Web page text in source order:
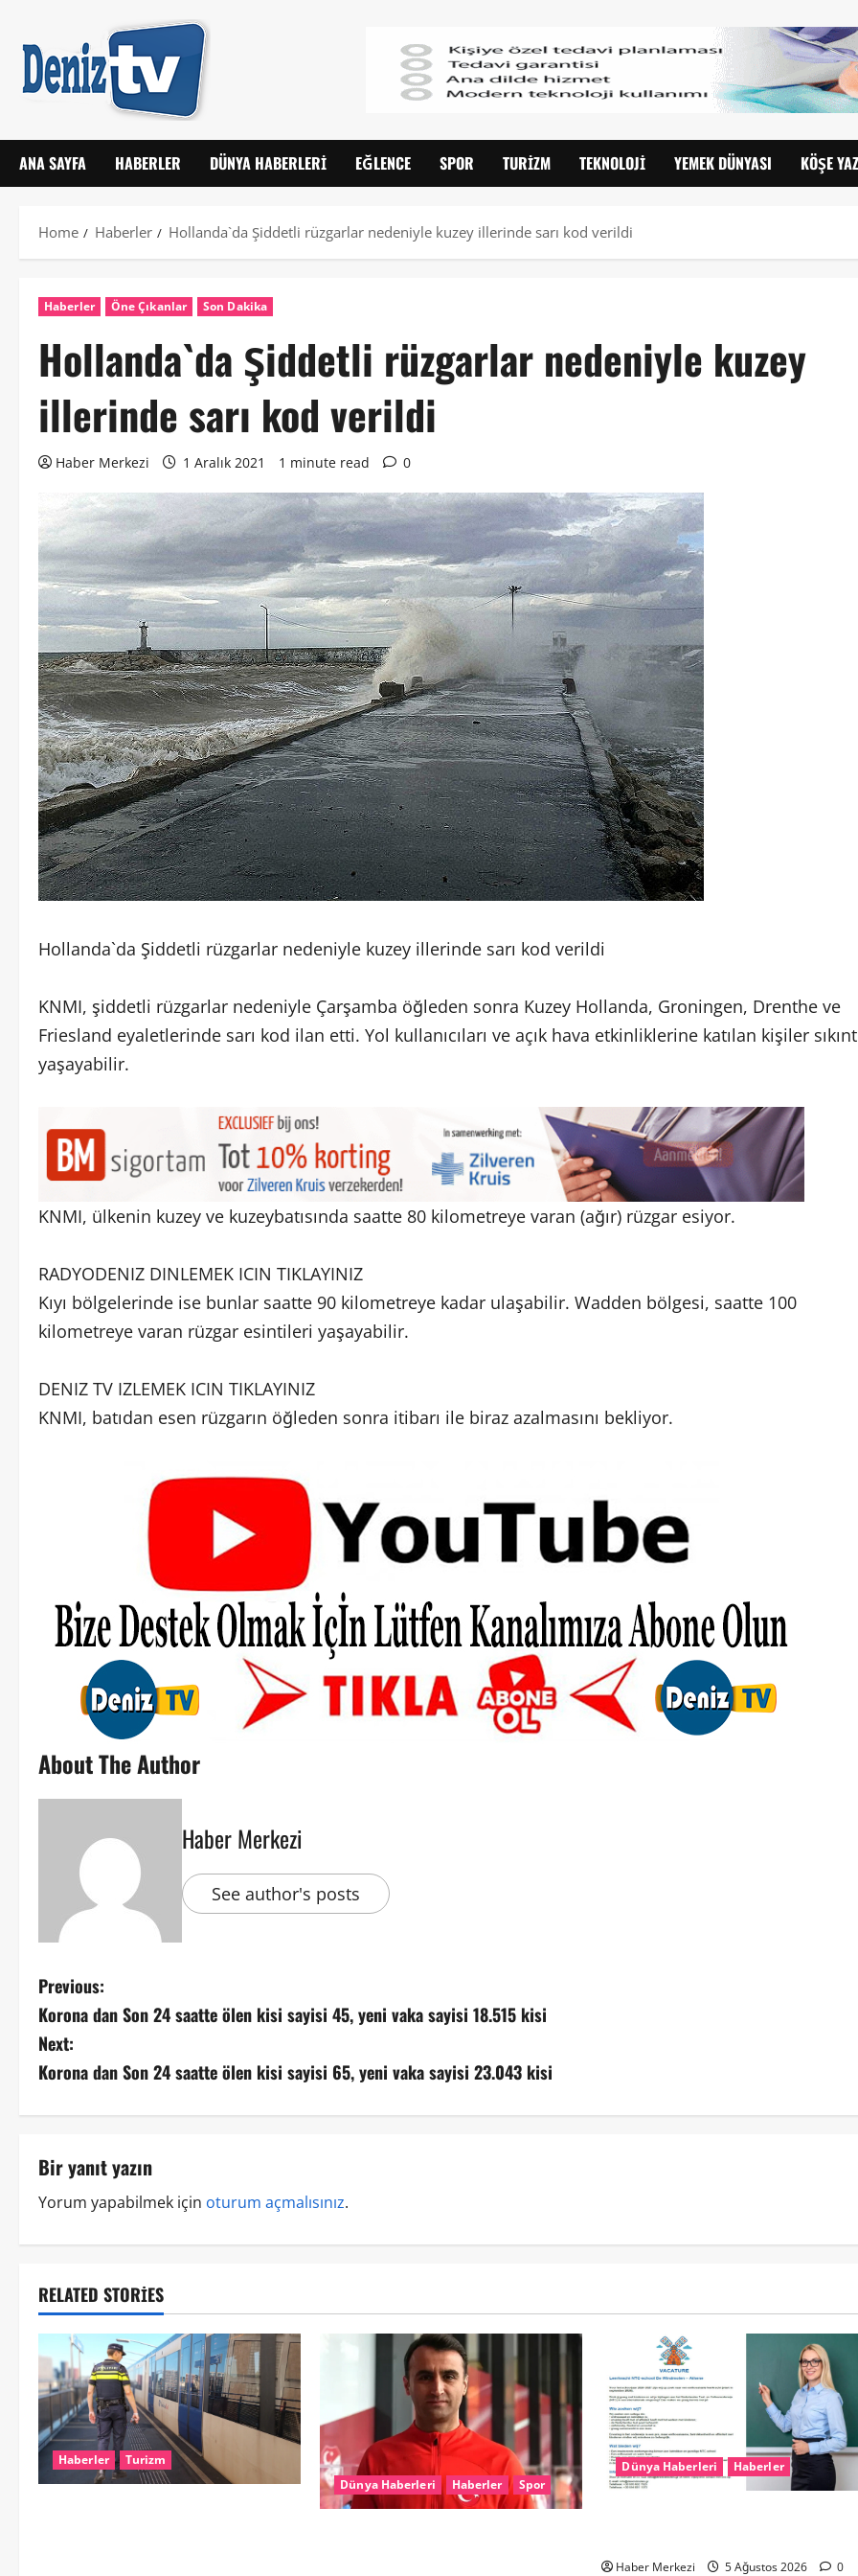
ANA SAYFA HABERLER DÜNYA HABERLERI EĞLENCE SPOR TURIZM TEKNOLOJI YEMEK DÜNYASI KÖŞE
Home Haberler Hollanda`da Şiddetli rüzgarlar nedeniyle kuzey illerinde sarı kod verildi
Haberler Öne Çıkanlar Son Dakika
Hollanda`da Şiddetli rüzgarlar nedeniyle kuzey
illerinde sarı kod verildi
Haber Merkezi 1 Aralık 2021 1 minute read 0
Hollanda`da Şiddetli rüzgarlar nedeniyle kuzey illerinde sarı kod verildi
KNMI, şiddetli rüzgarlar nedeniyle Çarşamba öğleden sonra Kuzey Hollanda, Groningen, Drenthe ve
Friesland eyaletlerinde sarı kod ilan etti. Yol kullanıcıları ve açık hava etkinliklerine katılan kişiler
yaşayabilir.
KNMI, ülkenin kuzey ve kuzeybatısında saatte 80 kilometreye varan (ağır) rüzgar esiyor.
RADYODENIZ DINLEMEK ICIN TIKLAYINIZ
Kıyı bölgelerinde ise bunlar saatte 90 kilometreye kadar ulaşabilir. Wadden bölgesi, saatte 100
kilometreye varan rüzgar esintileri yaşayabilir.
DENIZ TV IZLEMEK ICIN TIKLAYINIZ
KNMI, batıdan esen rüzgarın öğleden sonra itibarı ile biraz azalmasını bekliyor.
About The Author
Haber Merkezi
See author's posts
Previous:
Korona dan Son 24 saatte ölen kisi sayisi 45, yeni vaka sayisi 18.515 kisi
Next:
Korona dan Son 24 saatte ölen kisi sayisi 65, yeni vaka sayisi 23.043 kisi
Bir yanıt yazın
Yorum yapabilmek için oturum açmalısınız.
RELATED STORIES
Haberler Turizm
Dünya Haberleri Haberler Spor
Dünya Haberleri Haberler
Haber Merkezi 5 Ağustos 2026 0